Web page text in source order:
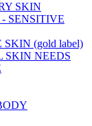
SKIN
- SENSITIVE
SKIN (gold label)
SKIN NEEDS